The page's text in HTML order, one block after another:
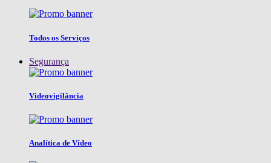
Todos os Serviços
Segurança
Videovigilância
Analítica de Vídeo